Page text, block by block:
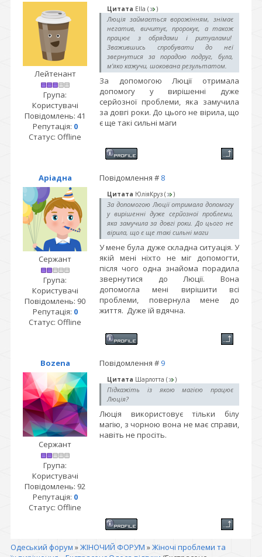
Лейтенант
Група:
Користувачі
Повідомлень: 41
Репутація: 0
Статус: Offline
Цитата Ella ( )
Люція займається ворожінням, знімає
негатив, вичитує, пророкує, а також
працює з обрядами і ритуалами!
Зважившись спробувати до неї
звернутися за порадою подруг, була,
м'яко кажучи, шокована результатом.
За допомогою Люції отримала
допомогу у вирішенні дуже
серйозної проблеми, яка замучила
за довгі роки. До цього не вірила, що
є ще такі сильні маги
Аріадна Повідомлення # 8
Сержант
Група:
Користувачі
Повідомлень: 90
Репутація: 0
Статус: Offline
Цитата ЮліяКруз ( )
За допомогою Люції отримала допомогу
у вирішенні дуже серйозної проблеми,
яка замучила за довгі роки. До цього не
вірила, що є ще такі сильні маги
У мене була дуже складна ситуація. У
якій мені ніхто не міг допомогти,
після чого одна знайома порадила
звернутися до Люції. Вона
допомогла мені вирішити всі
проблеми, повернула мене до
життя. Дуже їй вдячна.
Bozena Повідомлення # 9
Сержант
Група:
Користувачі
Повідомлень: 92
Репутація: 0
Статус: Offline
Цитата Шарлотта ( )
Підкажіть із якою магією працює
Люція?
Люція використовує тільки білу
магію, з чорною вона не має справи,
навіть не просіть.
Одеський форум »ЖІНОЧИЙ ФОРУМ »Жіночі проблеми та